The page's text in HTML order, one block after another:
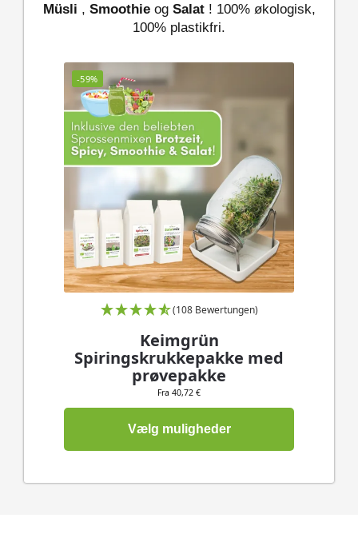
Müsli , Smoothieog Salat! 100% økologisk,
100% plastikfri.
-59%
(108 Bewertungen)
Keimgrün
Spiringskrukkepakke med
prøvepakke
Fra 40,72 €
Vælg muligheder